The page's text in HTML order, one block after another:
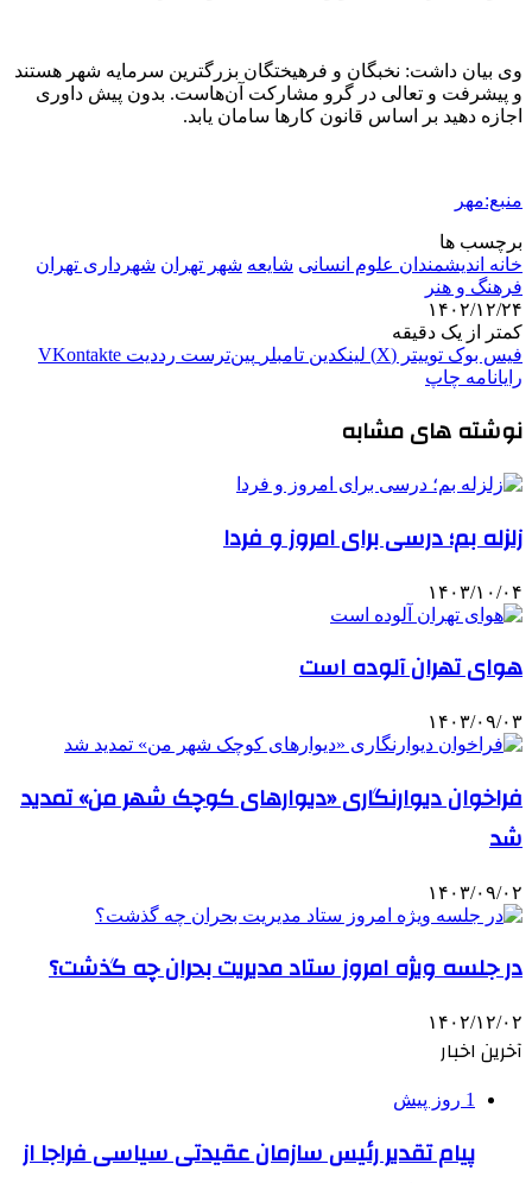
وی بیان داشت: نخبگان و فرهیختگان بزرگترین سرمایه شهر هستند
و پیشرفت و تعالی در گرو مشارکت آن‌هاست. بدون پیش داوری
اجازه دهید بر اساس قانون کارها سامان یابد.
منبع:مهر
برچسب ها
خانه اندیشمندان علوم انسانی شایعه شهر تهران شهرداری تهران
فرهنگ و هنر
۱۴۰۲/۱۲/۲۴
کمتر از یک دقیقه
فیس بوک توییتر (X) لینکدین ‫تامبلر ‫پین‌ترست ‫رددیت ‫VKontakte
رایانامه چاپ
نوشته های مشابه
زلزله بم؛ درسی برای امروز و فردا
۱۴۰۳/۱۰/۰۴
هوای تهران آلوده است
۱۴۰۳/۰۹/۰۳
فراخوان دیوارنگاری «دیوارهای کوچک شهر من» تمدید
شد
۱۴۰۳/۰۹/۰۲
در جلسه ویژه امروز ستاد مدیریت بحران چه گذشت؟
۱۴۰۲/۱۲/۰۲
آخرین اخبار
1 روز پیش
پیام تقدیر رئیس سازمان عقیدتی سیاسی فراجا از